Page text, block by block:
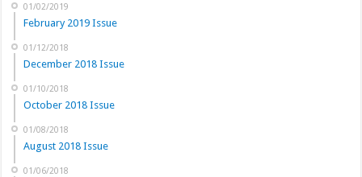
01/02/2019
February 2019 Issue
01/12/2018
December 2018 Issue
01/10/2018
October 2018 Issue
01/08/2018
August 2018 Issue
01/06/2018